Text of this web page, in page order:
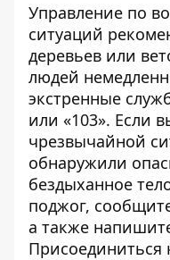
Управление по
ситуаций
деревьев или
людей
экстренные
или «103». Если
чрезвычайной
обнаружили
бездыханное
поджог,
а также